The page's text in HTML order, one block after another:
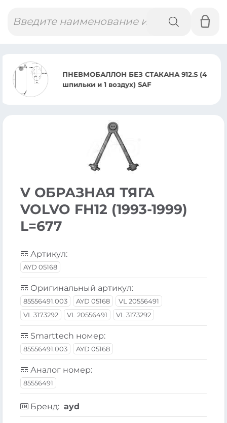
товаров
(4
ПНЕВМОБАЛЛОН
V ОБРАЗНАЯ ТЯГА
VOLVO FH12 (1993-1999)
L=677
Артикул:
AYD 05168
Оригинальный артикул:
85556491.003 AYD 05168
VL 20556491
VL 3173292
VL 20556491 VL 3173292
Smarttech номер:
85556491.003 AYD 05168
Аналог номер:
85556491
Бренд: ayd